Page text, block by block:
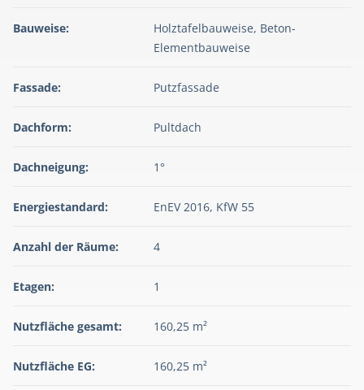
Bauweise:
Holztafelbauweise, Beton-
Elementbauweise
Fassade: Putzfassade
Dachform: Pultdach
Dachneigung: 1°
Energiestandard: EnEV 2016, KfW 55
Anzahl der Räume: 4
Etagen: 1
Nutzfläche gesamt: 160,25 m²
Nutzfläche EG: 160,25 m²